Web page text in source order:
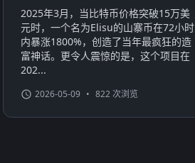
2025年3月，当比特币价格突破15万美
元时，一个名为Elisu的山寨币在72小时
内暴涨1800%，创造了当年最疯狂的造
富神话。更令人震惊的是，这个项目在
202...
2026-05-09 • 822 次浏览